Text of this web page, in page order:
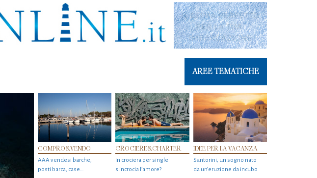
AREE TEMATICHE
COMPRO&VENDO
AAA vendesi barche,
posti barca, case…
CROCIERE&CHARTER
In crociera per single
s'incrocia l’amore?
IDEE PER LA VACANZA
Santorini, un sogno nato
da un’eruzione da incubo